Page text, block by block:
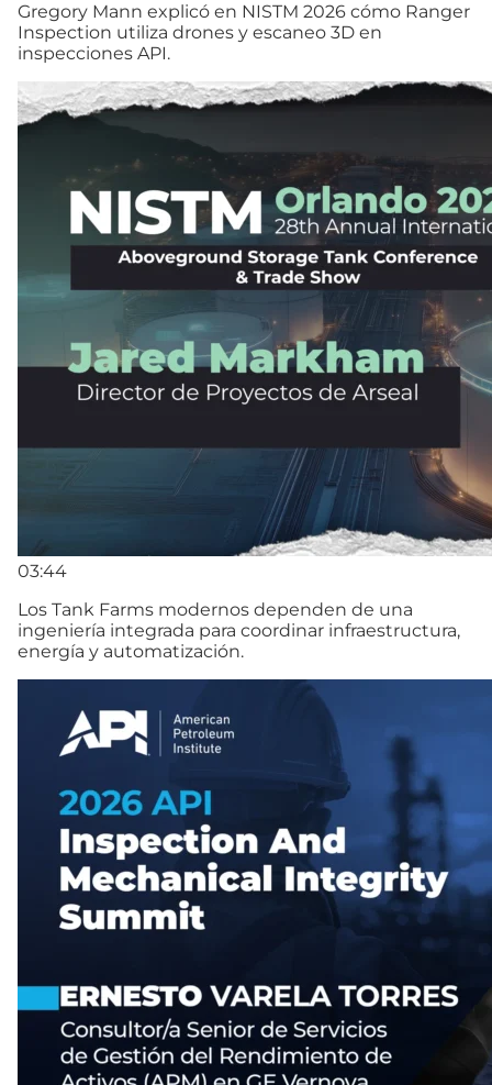
Gregory Mann explicó en NISTM 2026 cómo Ranger
Inspection utiliza drones y escaneo 3D en
inspecciones API.
03:44
Los Tank Farms modernos dependen de una
ingeniería integrada para coordinar infraestructura,
energía y automatización.